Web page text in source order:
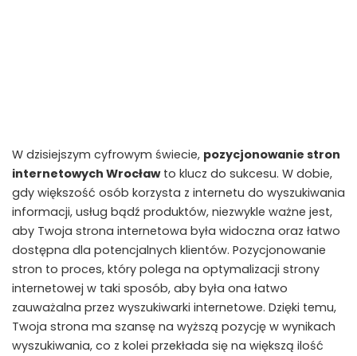
W dzisiejszym cyfrowym świecie, pozycjonowanie stron
internetowych Wrocławto klucz do sukcesu. W dobie,
gdy większość osób korzysta z internetu do wyszukiwania
informacji, usług bądź produktów, niezwykle ważne jest,
aby Twoja strona internetowa była widoczna oraz łatwo
dostępna dla potencjalnych klientów. Pozycjonowanie
stron to proces, który polega na optymalizacji strony
internetowej w taki sposób, aby była ona łatwo
zauważalna przez wyszukiwarki internetowe. Dzięki temu,
Twoja strona ma szansę na wyższą pozycję w wynikach
wyszukiwania, co z kolei przekłada się na większą ilość